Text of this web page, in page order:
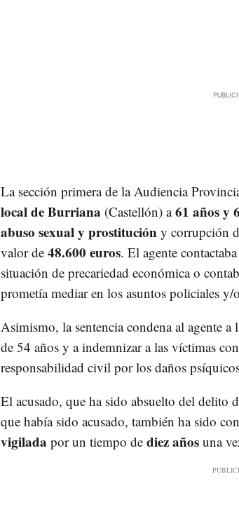
La sección primera de la Audiencia
local de Burriana (Castellón) a61 años y
abuso sexual y prostitución y corrupción
valor de 48.600 euros. El agente
situación de precariedad económica o
prometía mediar en los asuntos policiales y/
Asimismo, la sentencia condena al agente a
de 54 años y a indemnizar a las víctimas con
responsabilidad civil por los daños
El acusado, que ha sido absuelto del delito
que había sido acusado, también ha sido
vigilada por un tiempo de diez añosuna